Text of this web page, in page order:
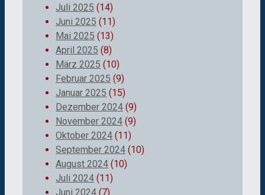
Juli 2025 (14)
Juni 2025 (11)
Mai 2025 (13)
April 2025 (8)
März 2025 (10)
Februar 2025 (9)
Januar 2025 (15)
Dezember 2024 (9)
November 2024 (9)
Oktober 2024 (11)
September 2024 (10)
August 2024 (10)
Juli 2024 (11)
Juni 2024 (7)